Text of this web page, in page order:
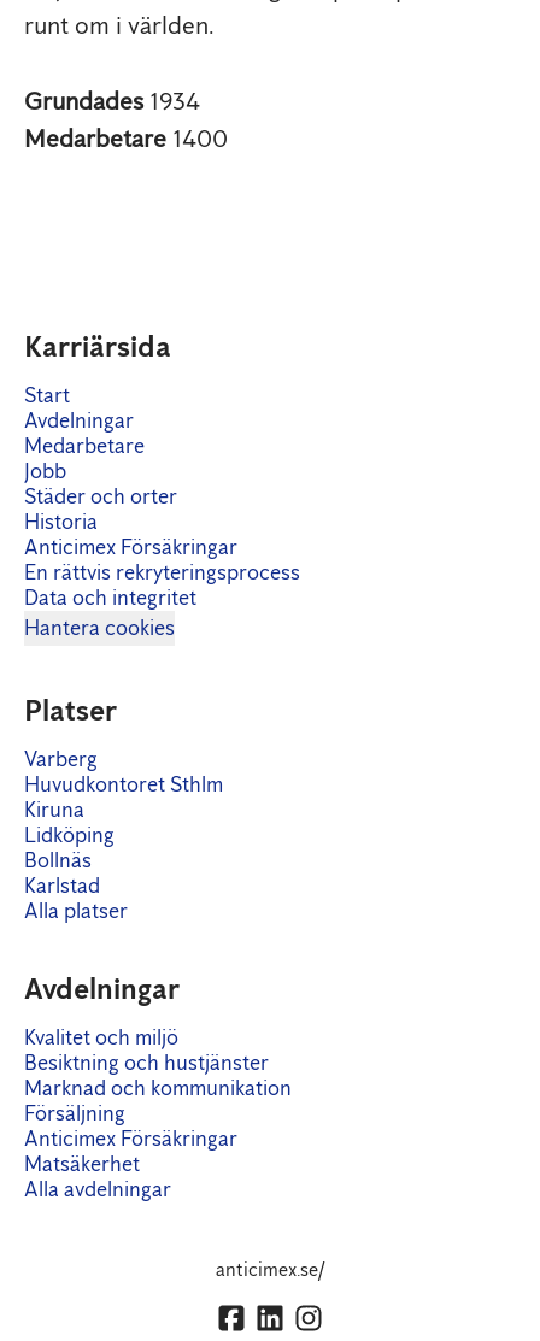
runt om i världen.
Grundades 1934
Medarbetare 1400
Karriärsida
Start
Avdelningar
Medarbetare
Jobb
Städer och orter
Historia
Anticimex Försäkringar
En rättvis rekryteringsprocess
Data och integritet
Hantera cookies
Platser
Varberg
Huvudkontoret Sthlm
Kiruna
Lidköping
Bollnäs
Karlstad
Alla platser
Avdelningar
Kvalitet och miljö
Besiktning och hustjänster
Marknad och kommunikation
Försäljning
Anticimex Försäkringar
Matsäkerhet
Alla avdelningar
anticimex.se/